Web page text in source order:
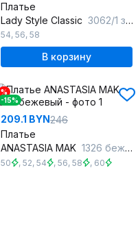
Платье
Lady Style Classic 3062/1 зеленый
54, 56, 58
В корзину
%
-15%
209.1 BYN246
Платье
ANASTASIA MAK 1326 бежевый
50 , 52, 54 , 56, 58 , 60